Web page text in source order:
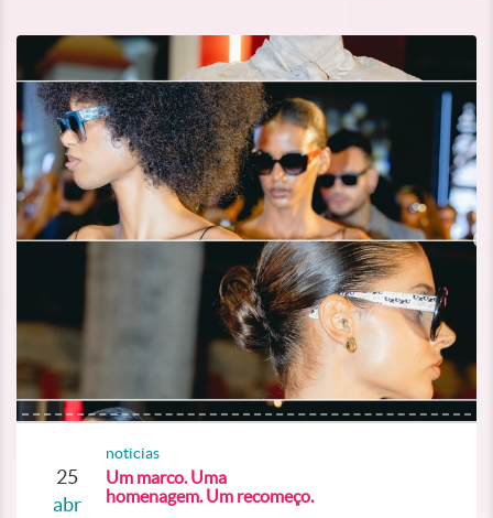
25
abr
noticias
Um marco. Uma
homenagem. Um recomeço.